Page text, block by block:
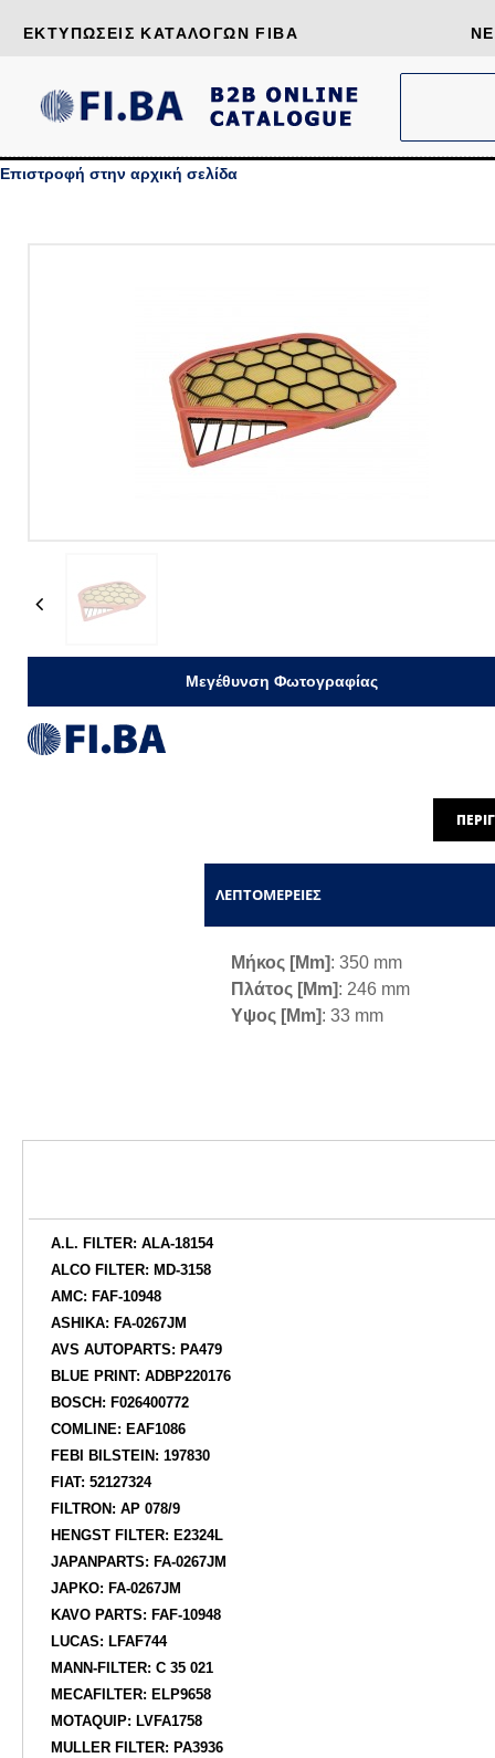
ΕΚΤΥΠΏΣΕΙΣ ΚΑΤΑΛΌΓΩΝ FIBA
Επιστροφή στην αρχική σελίδα
Previous
Μεγέθυνση Φωτογραφίας
ΛΕΠΤΟΜΈΡΕΙΕΣ
Μήκος [mm]: 350 mm
Πλάτος [mm]: 246 mm
Υψος [mm]: 33 mm
A.L. FILTER: ALA-18154
ALCO FILTER: MD-3158
AMC: FAF-10948
ASHIKA: FA-0267JM
AVS AUTOPARTS: PA479
BLUE PRINT: ADBP220176
BOSCH: F026400772
COMLINE: EAF1086
FEBI BILSTEIN: 197830
FIAT: 52127324
FILTRON: AP 078/9
HENGST FILTER: E2324L
JAPANPARTS: FA-0267JM
JAPKO: FA-0267JM
KAVO PARTS: FAF-10948
LUCAS: LFAF744
MANN-FILTER: C 35 021
MECAFILTER: ELP9658
MOTAQUIP: LVFA1758
MULLER FILTER: PA3936